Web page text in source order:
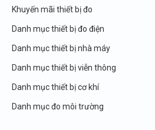
Khuyến mãi thiết bị đo
Danh mục thiết bị đo điện
Danh mục thiết bị nhà máy
Danh mục thiết bị viễn thông
Danh mục thiết bị cơ khí
Danh mục đo môi trường